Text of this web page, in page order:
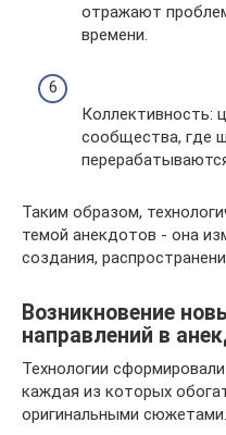
отражают
времени.
Коллективность:
сообщества, где
Таким образом,
темой анекдотов - она
создания,
Возникновение
направлений в
Технологии
каждая из которых
оригинальными сюжетами.